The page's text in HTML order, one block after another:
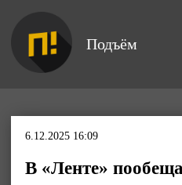
Подъём
6.12.2025 16:09
В «Ленте»